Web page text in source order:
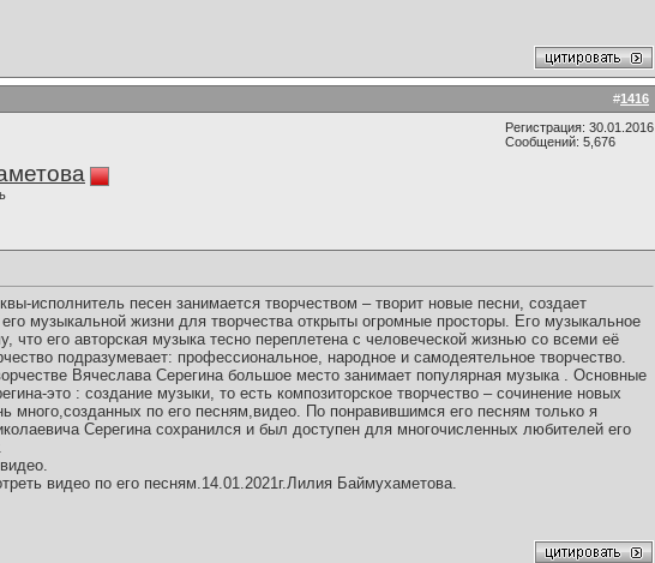
#1416
Регистрация: 30.01.2016
Сообщений: 5,676
исполнитель песен занимается творчеством – творит новые песни, создает
музыкальной жизни для творчества открыты огромные просторы. Его музыкальное
что его авторская музыка тесно переплетена с человеческой жизнью со всеми её
подразумевает: профессиональное, народное и самодеятельное творчество.
Вячеслава Серегина большое место занимает популярная музыка . Основные
это : создание музыки, то есть композиторское творчество – сочинение новых
много,созданных по его песням,видео. По понравившимся его песням только я
Серегина сохранился и был доступен для многочисленных любителей его
видео по его песням.14.01.2021г.Лилия Баймухаметова.